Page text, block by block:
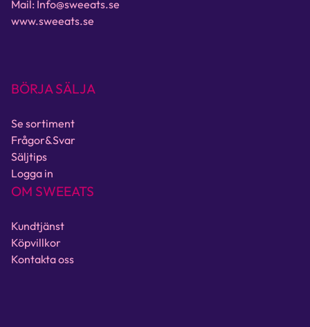
Mail: Info@sweeats.se
www.sweeats.se
BÖRJA SÄLJA
Se sortiment
Frågor&Svar
Säljtips
Logga in
OM SWEEATS
Kundtjänst
Köpvillkor
Kontakta oss